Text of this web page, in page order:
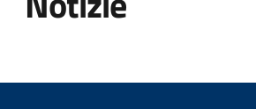
Tutti i contenuti